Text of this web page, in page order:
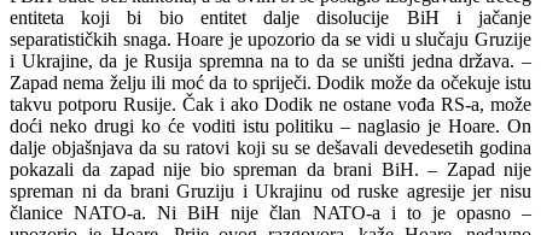
entiteta koji bi bio entitet dalje disolucije BiH i jačanje
separatističkih snaga. Hoare je upozorio da se vidi u slučaju Gruzije
i Ukrajine, da je Rusija spremna na to da se uništi jedna država. –
Zapad nema želju ili moć da to spriječi. Dodik može da očekuje istu
takvu potporu Rusije. Čak i ako Dodik ne ostane vođa RS-a, može
doći neko drugi ko će voditi istu politiku – naglasio je Hoare. On
dalje objašnjava da su ratovi koji su se dešavali devedesetih godina
pokazali da zapad nije bio spreman da brani BiH. – Zapad nije
spreman ni da brani Gruziju i Ukrajinu od ruske agresije jer nisu
članice NATO-a. Ni BiH nije član NATO-a i to je opasno –